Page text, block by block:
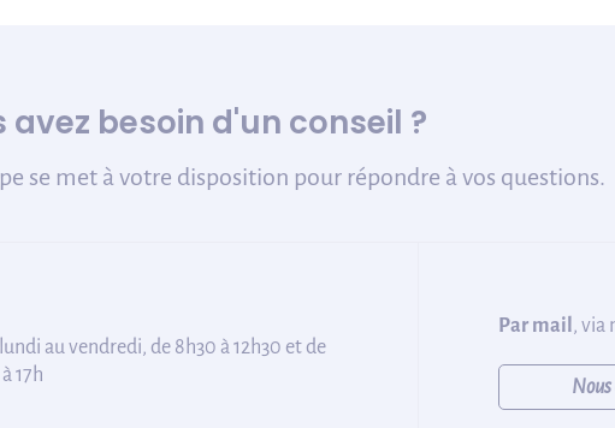
avez besoin d'un conseil ?
se met à votre disposition pour répondre à vos questions.
au vendredi, de 8h30 à 12h30 et de
17h
Par mail , via